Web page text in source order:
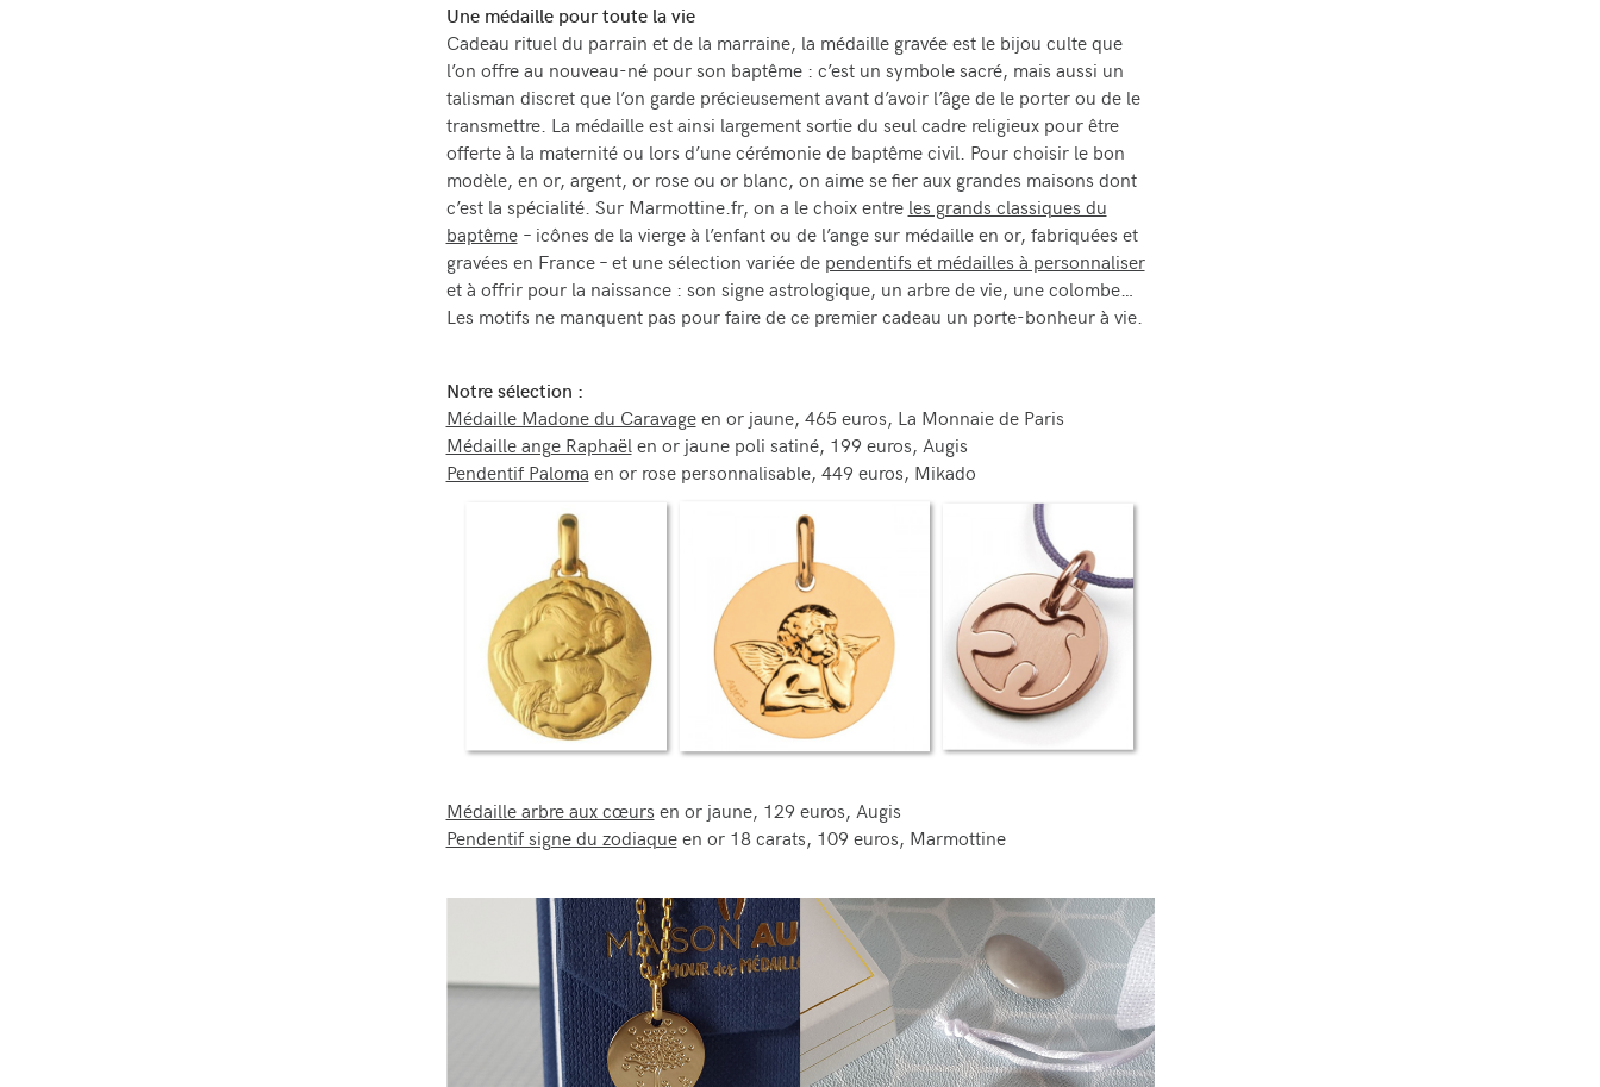
Une médaille pour toute la vie
Cadeau rituel du parrain et de la marraine, la médaille gravée est le bijou culte que
l’on offre au nouveau-né pour son baptême : c’est un symbole sacré, mais aussi un
talisman discret que l’on garde précieusement avant d’avoir l’âge de le porter ou de le
transmettre. La médaille est ainsi largement sortie du seul cadre religieux pour être
offerte à la maternité ou lors d’une cérémonie de baptême civil. Pour choisir le bon
modèle, en or, argent, or rose ou or blanc, on aime se fier aux grandes maisons dont
c’est la spécialité. Sur Marmottine.fr, on a le choix entre les grands classiques du
baptême– icônes de la vierge à l’enfant ou de l’ange sur médaille en or, fabriquées et
gravées en France – et une sélection variée de pendentifs et médailles à personnaliser
et à offrir pour la naissance : son signe astrologique, un arbre de vie, une colombe…
Les motifs ne manquent pas pour faire de ce premier cadeau un porte-bonheur à vie.
Notre sélection :
Médaille Madone du Caravageen or jaune, 465 euros, La Monnaie de Paris
Médaille ange Raphaël en or jaune poli satiné, 199 euros, Augis
Pendentif Paloma en or rose personnalisable, 449 euros, Mikado
Médaille arbre aux cœurs en or jaune, 129 euros, Augis
Pendentif signe du zodiaqueen or 18 carats, 109 euros, Marmottine